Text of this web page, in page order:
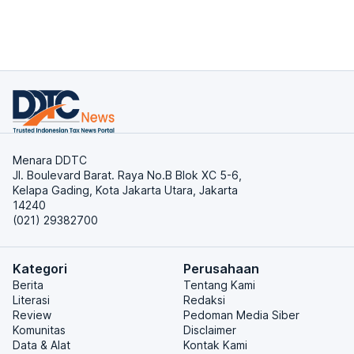
Menara DDTC
Jl. Boulevard Barat. Raya No.B Blok XC 5-6,
Kelapa Gading, Kota Jakarta Utara, Jakarta
14240
(021) 29382700
Kategori
Berita
Literasi
Review
Komunitas
Data & Alat
Perusahaan
Tentang Kami
Redaksi
Pedoman Media Siber
Disclaimer
Kontak Kami